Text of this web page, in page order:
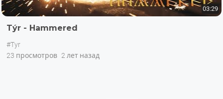
03:29
Týr - Hammered
#Tyr
23 просмотров 2 лет назад